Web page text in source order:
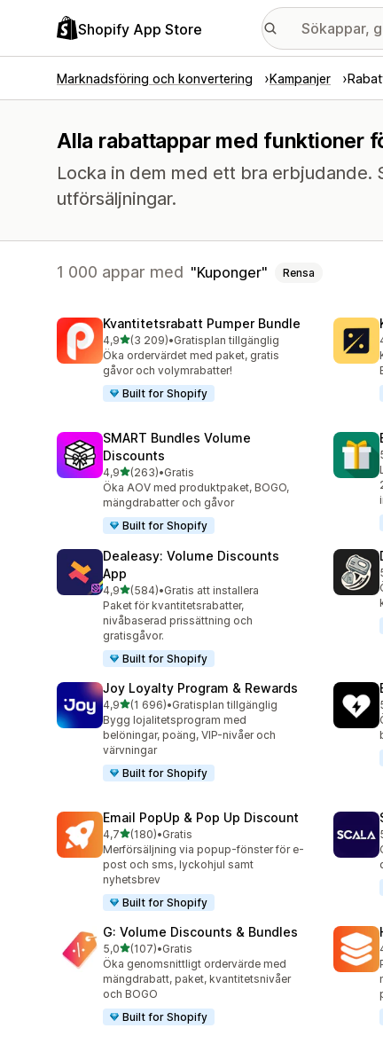
Shopify App Store
Marknadsföring och konvertering Kampanjer
Alla rabattappar med funktioner
Locka in dem med ett bra erbjudande.
utförsäljningar.
1 000 appar med Kuponger Rensa
Kvantitetsrabatt Pumper Bundle
4,9av 5 stjärnor
(3 209)
3209 recensioner totalt
•Gratisplan tillgänglig
Öka ordervärdet med paket, gratis
gåvor och volymrabatter!
Built for Shopify
SMART Bundles Volume
Discounts
4,9av 5 stjärnor
(263)
263 recensioner totalt
•Gratis
Öka AOV med produktpaket, BOGO,
mängdrabatter och gåvor
Built for Shopify
Dealeasy: Volume Discounts
App
4,9av 5 stjärnor
(584)
584 recensioner totalt
•Gratis att installera
Paket för kvantitetsrabatter,
nivåbaserad prissättning och
gratisgåvor.
Built for Shopify
Joy Loyalty Program & Rewards
4,9av 5 stjärnor
(1 696)
1696 recensioner totalt
•Gratisplan tillgänglig
Bygg lojalitetsprogram med
belöningar, poäng, VIP-nivåer och
värvningar
Built for Shopify
Email PopUp & Pop Up Discount
4,7av 5 stjärnor
(180)
180 recensioner totalt
•Gratis
Merförsäljning via popup-fönster för e-
post och sms, lyckohjul samt
nyhetsbrev
Built for Shopify
G: Volume Discounts & Bundles
5,0av 5 stjärnor
(107)
107 recensioner totalt
•Gratis
Öka genomsnittligt ordervärde med
mängdrabatt, paket, kvantitetsnivåer
och BOGO
Built for Shopify